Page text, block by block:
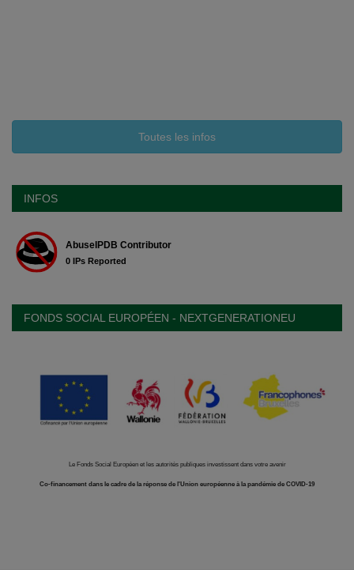
Toutes les infos
INFOS
FONDS SOCIAL EUROPÉEN - NEXTGENERATIONEU
Le Fonds Social Européen et les autorités publiques investissent dans votre avenir
Co-financement dans le cadre de la réponse de l'Union européenne à la pandémie de COVID-19